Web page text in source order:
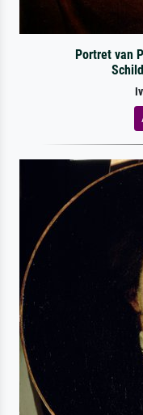
Portret van